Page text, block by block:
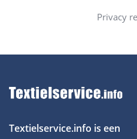
Privacy
Textielservice.info is een